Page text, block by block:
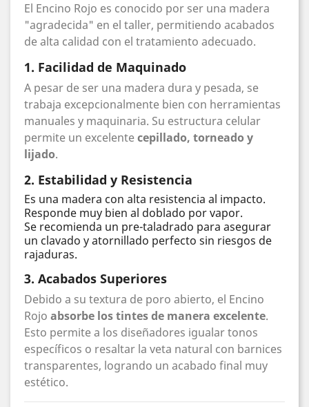
El Encino Rojo es conocido por ser una madera
"agradecida" en el taller, permitiendo acabados
de alta calidad con el tratamiento adecuado.
1. Facilidad de Maquinado
A pesar de ser una madera dura y pesada, se
trabaja excepcionalmente bien con herramientas
manuales y maquinaria. Su estructura celular
permite un excelentecepillado, torneado y
lijado.
2. Estabilidad y Resistencia
Es una madera con alta resistencia al impacto.
Responde muy bien al doblado por vapor.
Se recomienda un pre-taladrado para asegurar
un clavado y atornillado perfecto sin riesgos de
rajaduras.
3. Acabados Superiores
Debido a su textura de poro abierto, el Encino
Rojo absorbe los tintes de manera excelente.
Esto permite a los diseñadores igualar tonos
específicos o resaltar la veta natural con barnices
transparentes, logrando un acabado final muy
estético.